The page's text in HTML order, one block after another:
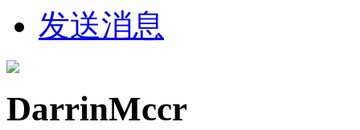
发送消息
DarrinMccr